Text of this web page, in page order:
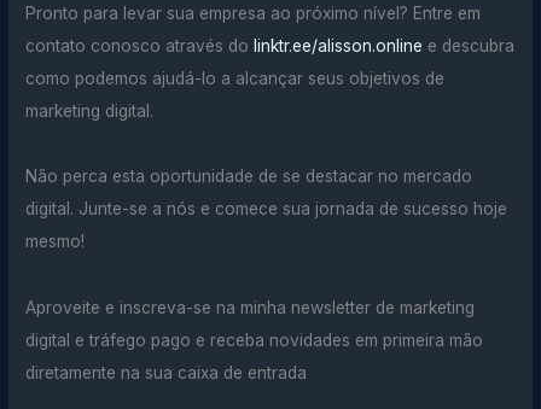
Pronto para levar sua empresa ao próximo nível? Entre em
contato conosco através do linktr.ee/alisson.online e descubra
como podemos ajudá-lo a alcançar seus objetivos de
marketing digital.
Não perca esta oportunidade de se destacar no mercado
digital. Junte-se a nós e comece sua jornada de sucesso hoje
mesmo!
Aproveite e inscreva-se na minha newsletter de marketing
digital e tráfego pago e receba novidades em primeira mão
diretamente na sua caixa de entrada